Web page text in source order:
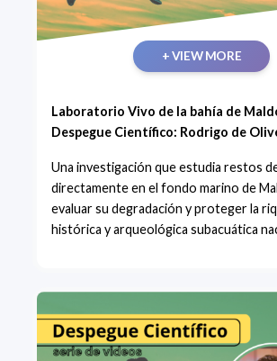
+ VIEW MORE
Laboratorio Vivo de la bahía de
Despegue Científico: Rodrigo de
Una investigación que estudia restos
directamente en el fondo marino de
evaluar su degradación y proteger la
histórica y arqueológica subacuática